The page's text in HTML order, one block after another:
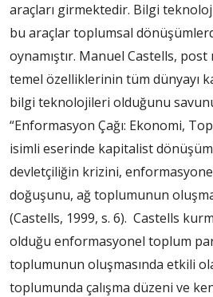
araçları girmektedir. Bilgi
bu araçlar toplumsal
oynamıştır. Manuel Castells,
temel özelliklerinin tüm dünyayı
bilgi teknolojileri olduğunu
“Enformasyon Çağı: Ekonomi,
isimli eserinde kapitalist
devletçiliğin krizini,
doğuşunu, ağ toplumunun
(Castells, 1999, s. 6). Castells
olduğu enformasyonel toplum
toplumunun oluşmasında etkili
toplumunda çalışma düzeni ve